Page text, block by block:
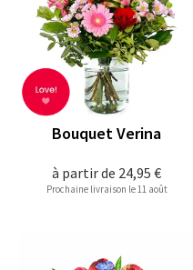
à partir de 24,95 €
Bouquet Verina
Prochaine livraison le 11 août